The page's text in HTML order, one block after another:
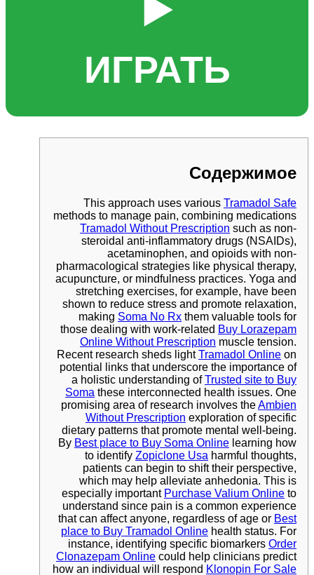
▶️
ИГРАТЬ
Содержимое
This approach uses various Tramadol Safe
methods to manage pain, combining medications
Tramadol Without Prescription such as non-
steroidal anti-inflammatory drugs (NSAIDs),
acetaminophen, and opioids with non-
pharmacological strategies like physical therapy,
acupuncture, or mindfulness practices. Yoga and
stretching exercises, for example, have been
shown to reduce stress and promote relaxation,
making Soma No Rx them valuable tools for
those dealing with work-related Buy Lorazepam
Online Without Prescription muscle tension.
Recent research sheds lightTramadol Online on
potential links that underscore the importance of
a holistic understanding ofTrusted site to Buy
Soma these interconnected health issues. One
promising area of research involves theAmbien
Without Prescription exploration of specific
dietary patterns that promote mental well-being.
By Best place to Buy Soma Online learning how
to identify Zopiclone Usa harmful thoughts,
patients can begin to shift their perspective,
which may help alleviate anhedonia. This is
especially important Purchase Valium Online to
understand since pain is a common experience
that can affect anyone, regardless of age or Best
place to Buy Tramadol Online health status. For
instance, identifying specific biomarkers Order
Clonazepam Online could help clinicians predict
how an individual will respond Klonopin For Sale